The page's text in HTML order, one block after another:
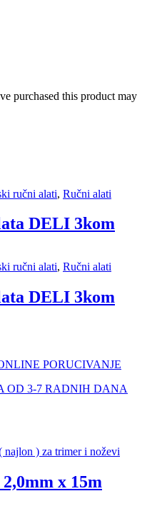
purchased this product may
ručni alati, Ručni alati
DELI 3kom
ručni alati, Ručni alati
DELI 3kom
PORUCIVANJE
OD 3-7 RADNIH DANA
najlon ) za trimer i noževi
x 15m